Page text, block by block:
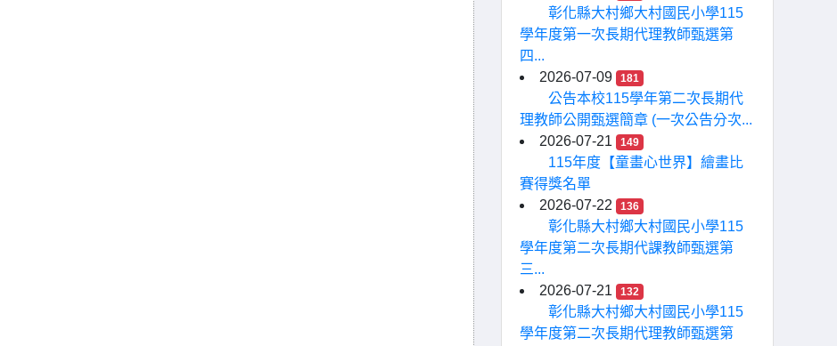
彰化縣大村鄉大村國民小學115
學年度第一次長期代理教師甄選第
四...
2026-07-09
181
公告本校115學年第二次長期代
理教師公開甄選簡章 (一次公告分次...
2026-07-21
149
115年度【童畫心世界】繪畫比
賽得獎名單
2026-07-22
136
彰化縣大村鄉大村國民小學115
學年度第二次長期代課教師甄選第
三...
2026-07-21
132
彰化縣大村鄉大村國民小學115
學年度第二次長期代理教師甄選第